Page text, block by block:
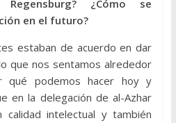
¿Cómo se
en el futuro?
estaban de acuerdo en dar
que nos sentamos alrededor
podemos hacer hoy y
en la delegación de al-Azhar
intelectual y también